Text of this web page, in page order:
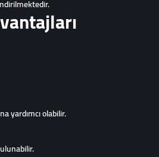
yardımcı olabilir.